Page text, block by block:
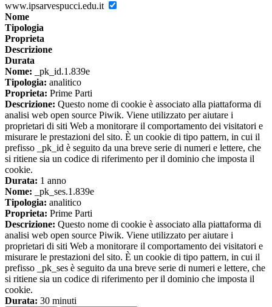
www.ipsarvespucci.edu.it
Nome
Tipologia
Proprieta
Descrizione
Durata
Nome: _pk_id.1.839e
Tipologia: analitico
Proprieta: Prime Parti
Descrizione: Questo nome di cookie è associato alla piattaforma di
analisi web open source Piwik. Viene utilizzato per aiutare i
proprietari di siti Web a monitorare il comportamento dei visitatori e
misurare le prestazioni del sito. È un cookie di tipo pattern, in cui il
prefisso _pk_id è seguito da una breve serie di numeri e lettere, che
si ritiene sia un codice di riferimento per il dominio che imposta il
cookie.
Durata: 1 anno
Nome: _pk_ses.1.839e
Tipologia: analitico
Proprieta: Prime Parti
Descrizione: Questo nome di cookie è associato alla piattaforma di
analisi web open source Piwik. Viene utilizzato per aiutare i
proprietari di siti Web a monitorare il comportamento dei visitatori e
misurare le prestazioni del sito. È un cookie di tipo pattern, in cui il
prefisso _pk_ses è seguito da una breve serie di numeri e lettere, che
si ritiene sia un codice di riferimento per il dominio che imposta il
cookie.
Durata: 30 minuti